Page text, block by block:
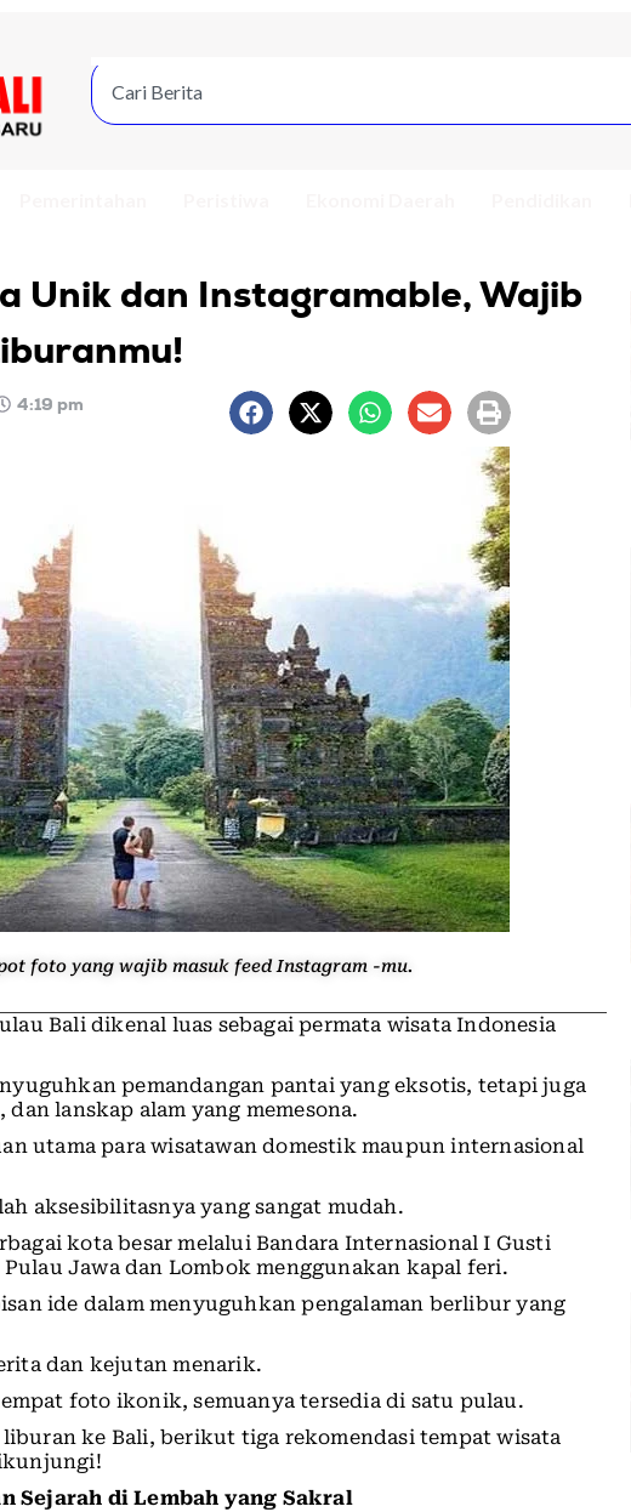
Unik dan Instagramable, Wajib
4:19 pm
foto yang wajib masuk feed Instagram -mu.
Bali dikenal luas sebagai permata wisata Indonesia
pemandangan pantai yang eksotis, tetapi juga
lanskap alam yang memesona.
utama para wisatawan domestik maupun internasional
aksesibilitasnya yang sangat mudah.
kota besar melalui Bandara Internasional I Gusti
Jawa dan Lombok menggunakan kapal feri.
ide dalam menyuguhkan pengalaman berlibur yang
dan kejutan menarik.
foto ikonik, semuanya tersedia di satu pulau.
ke Bali, berikut tiga rekomendasi tempat wisata
Sejarah di Lembah yang Sakral